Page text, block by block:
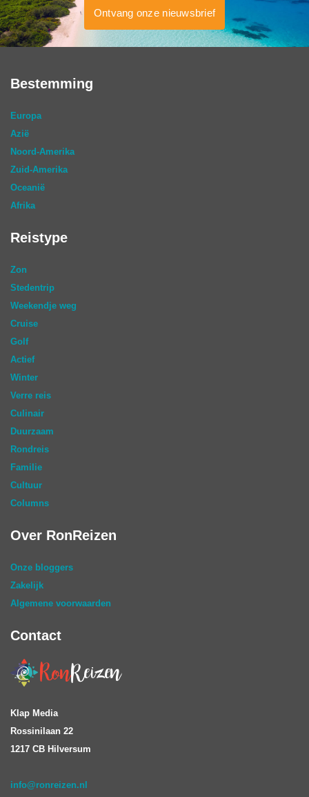
Ontvang onze nieuwsbrief
Bestemming
Europa
Azië
Noord-Amerika
Zuid-Amerika
Oceanië
Afrika
Reistype
Zon
Stedentrip
Weekendje weg
Cruise
Golf
Actief
Winter
Verre reis
Culinair
Duurzaam
Rondreis
Familie
Cultuur
Columns
Over RonReizen
Onze bloggers
Zakelijk
Algemene voorwaarden
Contact
Klap Media
Rossinilaan 22
1217 CB Hilversum
info@ronreizen.nl